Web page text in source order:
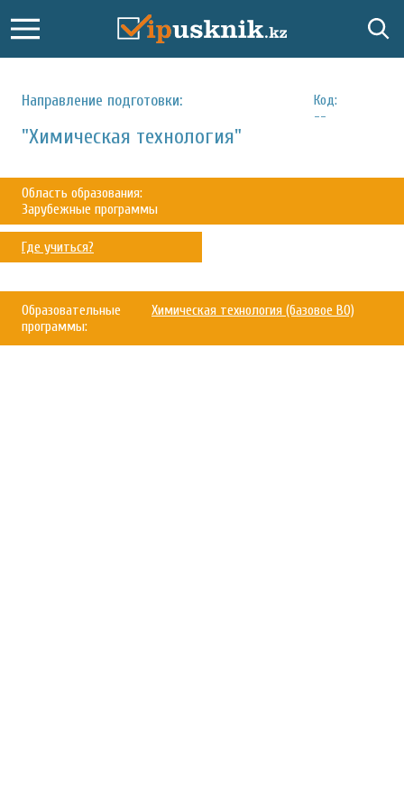
Направление подготовки:
Код:
--
"Химическая технология"
Область образования:
Зарубежные программы
Где учиться?
Образовательные
программы:
Химическая технология (базовое ВО)